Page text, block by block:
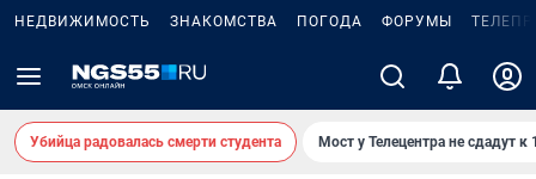
НЕДВИЖИМОСТЬ ЗНАКОМСТВА ПОГОДА ФОРУМЫ
Убийца радовалась смерти студента Мост у Телецентра не сдадут к